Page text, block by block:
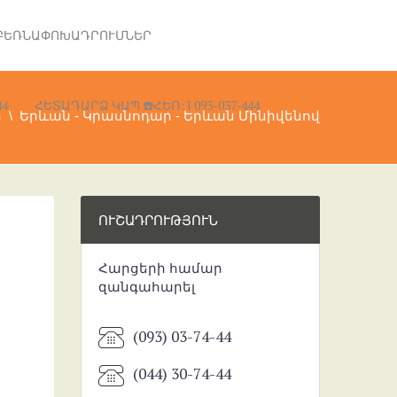
ՀԵՏԱԴԱՐՁ ԿԱՊ ☎️ՀԵՌ: I 093-037-444
Երևան - Կրասնոդար - Երևան Մինիվենով
ՈՒՇԱԴՐՈՒԹՅՈՒՆ
Հարցերի համար
զանգահարել
(093) 03-74-44
(044) 30-74-44